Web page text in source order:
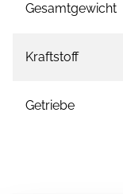
Gesamtgewicht
Kraftstoff
Getriebe